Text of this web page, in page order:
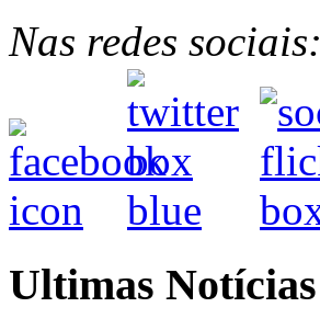
Nas redes sociais:
Ultimas Notícias